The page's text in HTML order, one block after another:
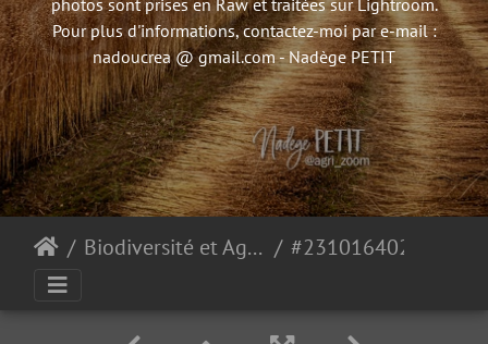
photos sont prises en Raw et traitées sur Lightroom.
Pour plus d'informations, contactez-moi par e-mail :
nadoucrea @ gmail.com - Nadège PETIT
Biodiversité et Agroécologie